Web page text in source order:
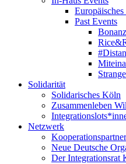
Past Events
Solidarität
Solidarisches Köln
Zusammenleben
Netzwerk
Neue Deutsche
Der Integrationsrat